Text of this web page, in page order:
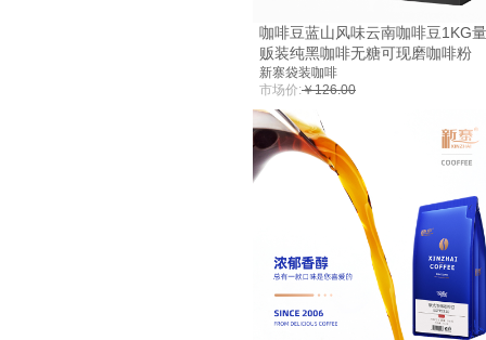
咖啡豆蓝山风味云南咖啡豆1KG量
贩装纯黑咖啡无糖可现磨咖啡粉
新寨袋装咖啡
市场价:￥126.00